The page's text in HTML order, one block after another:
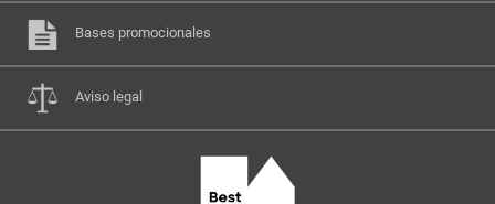
Bases promocionales
Aviso legal